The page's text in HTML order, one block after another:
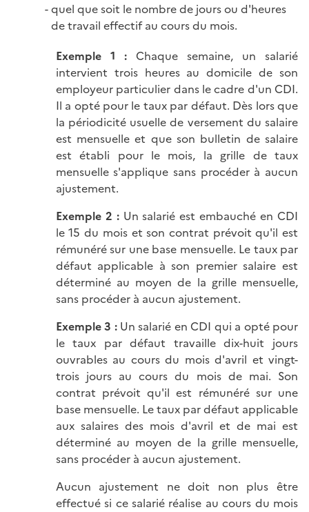
quel que soit le nombre de jours ou d'heures
de travail effectif au cours du mois.
Exemple 1 : Chaque semaine, un salarié
intervient trois heures au domicile de son
employeur particulier dans le cadre d'un CDI.
Il a opté pour le taux par défaut. Dès lors que
la périodicité usuelle de versement du salaire
est mensuelle et que son bulletin de salaire
est établi pour le mois, la grille de taux
mensuelle s'applique sans procéder à aucun
ajustement.
Exemple 2 :Un salarié est embauché en CDI
le 15 du mois et son contrat prévoit qu'il est
rémunéré sur une base mensuelle. Le taux par
défaut applicable à son premier salaire est
déterminé au moyen de la grille mensuelle,
sans procéder à aucun ajustement.
Exemple 3 :Un salarié en CDI qui a opté pour
le taux par défaut travaille dix-huit jours
ouvrables au cours du mois d'avril et vingt-
trois jours au cours du mois de mai. Son
contrat prévoit qu'il est rémunéré sur une
base mensuelle. Le taux par défaut applicable
aux salaires des mois d'avril et de mai est
déterminé au moyen de la grille mensuelle,
sans procéder à aucun ajustement.
Aucun ajustement ne doit non plus être
effectué si ce salarié réalise au cours du mois